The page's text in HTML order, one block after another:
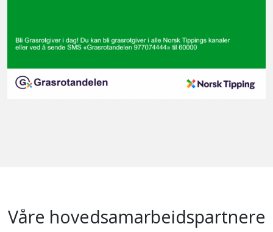
Våre hovedsamarbeidspartnere